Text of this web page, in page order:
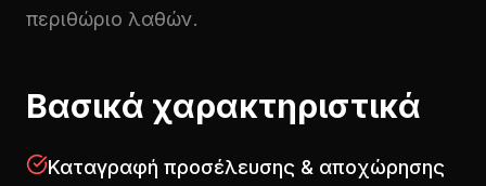
περιθώριο λαθών.
Βασικά χαρακτηριστικά
Καταγραφή προσέλευσης & αποχώρησης